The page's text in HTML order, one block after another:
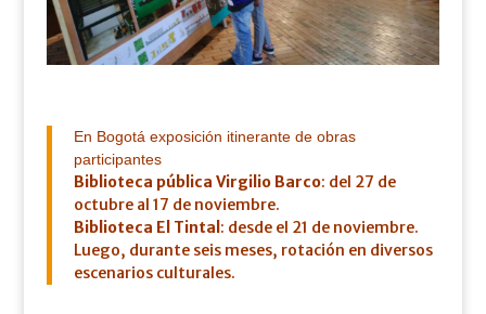
En Bogotá exposición itinerante de obras
participantes
Biblioteca pública Virgilio Barco: del 27 de
octubre al 17 de noviembre.
Biblioteca El Tintal : desde el 21 de noviembre.
Luego, durante seis meses, rotación en diversos
escenarios culturales.